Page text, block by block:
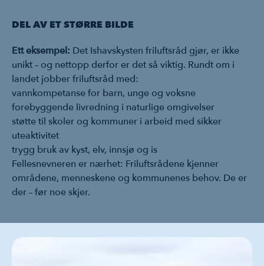
DEL AV ET STØRRE BILDE
Ett eksempel: Det Ishavskysten friluftsråd gjør, er ikke
unikt – og nettopp derfor er det så viktig. Rundt om i
landet jobber friluftsråd med:
vannkompetanse for barn, unge og voksne
forebyggende livredning i naturlige omgivelser
støtte til skoler og kommuner i arbeid med sikker
uteaktivitet
trygg bruk av kyst, elv, innsjø og is
Fellesnevneren er nærhet: Friluftsrådene kjenner
områdene, menneskene og kommunenes behov. De er
der – før noe skjer.